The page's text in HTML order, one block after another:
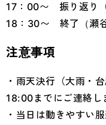
17：00〜 振り返り（
18：30〜 終了（瀬谷
注意事項
・雨天決行（大雨・
18:00までにご連絡し
・当日は動きやすい